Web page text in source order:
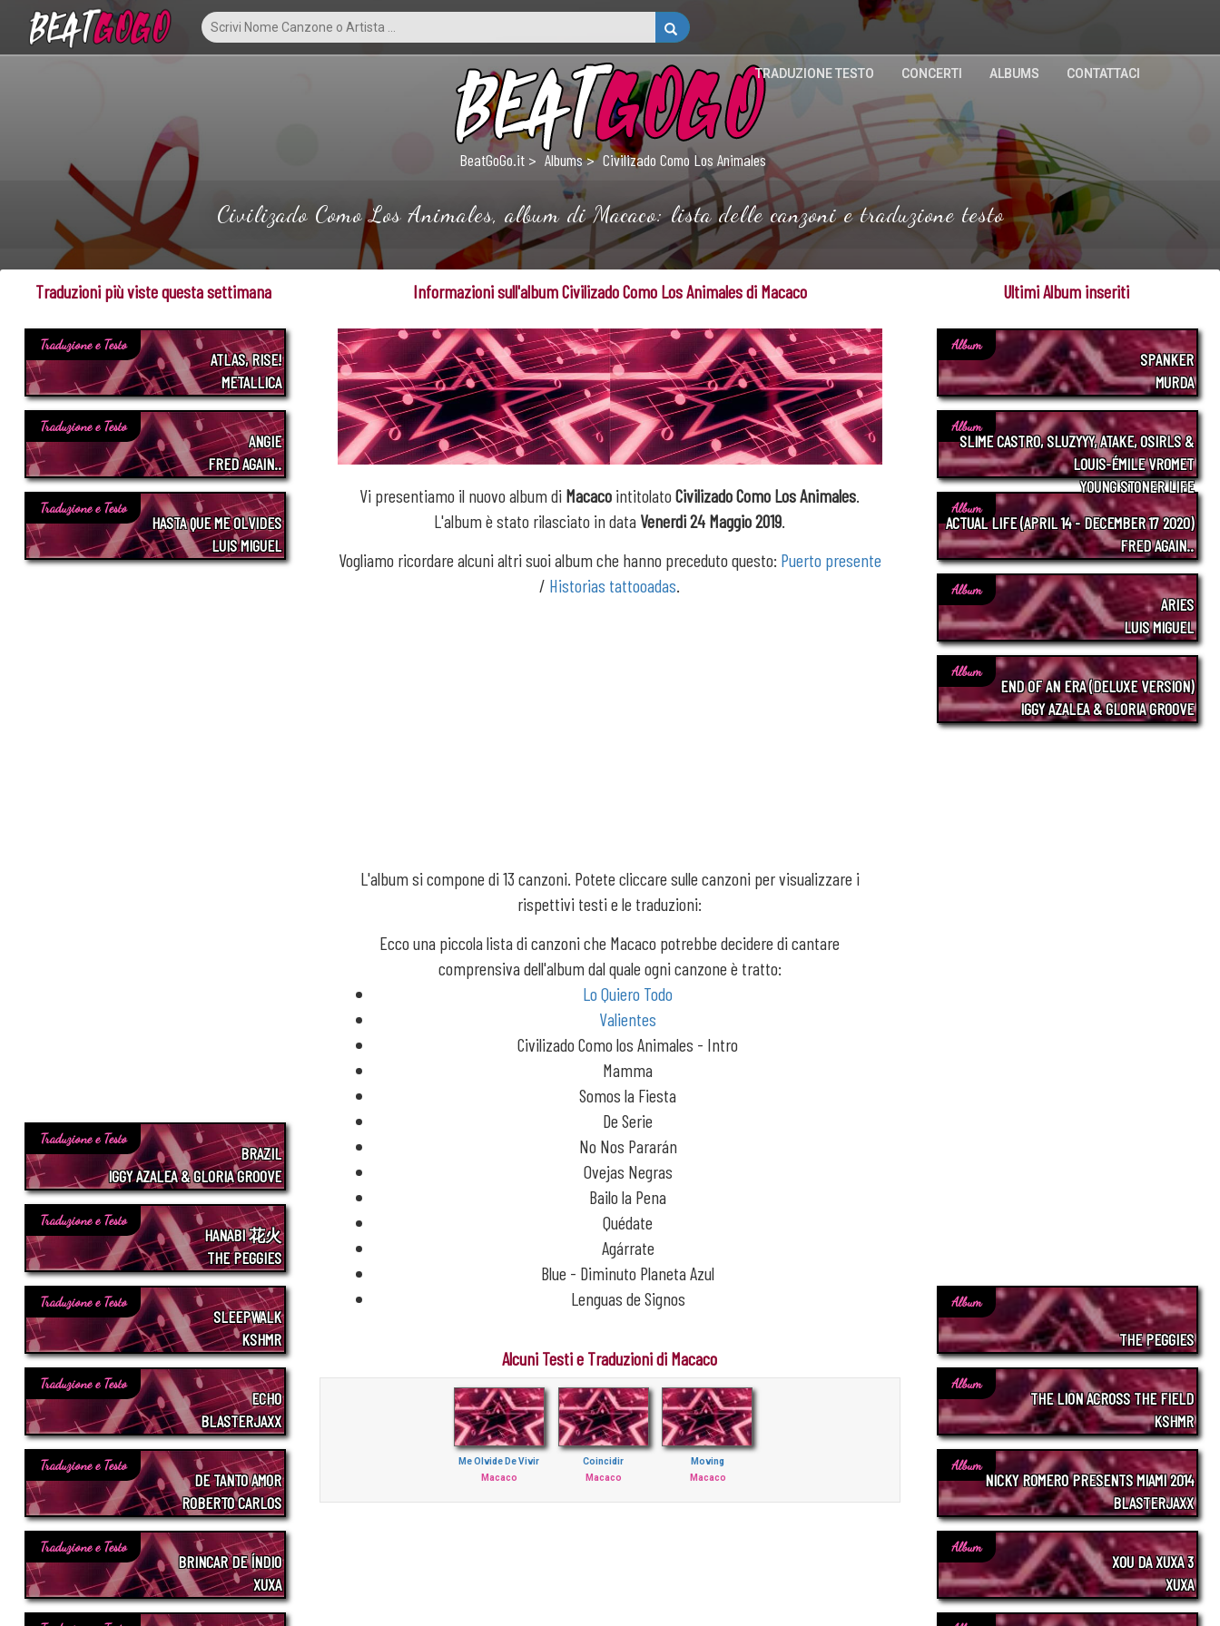
TRADUZIONE TESTO CONCERTI ALBUMS CONTATTACI
BeatGoGo.it Albums Civilizado Como Los Animales
Civilizado Como Los Animales, album di Macaco: lista delle canzoni e traduzione testo
Informazioni sull'album Civilizado Como Los Animales di Macaco
Vi presentiamo il nuovo album di Macaco intitolatoCivilizado Como Los Animales.
L'album è stato rilasciato in data Venerdi 24 Maggio 2019.
Vogliamo ricordare alcuni altri suoi album che hanno preceduto questo: Puerto presente
/ Historias tattooadas.
L'album si compone di 13 canzoni. Potete cliccare sulle canzoni per visualizzare i
rispettivi testi e le traduzioni:
Ecco una piccola lista di canzoni che Macaco potrebbe decidere di cantare
comprensiva dell'album dal quale ogni canzone è tratto:
Lo Quiero Todo
Valientes
Civilizado Como los Animales - Intro
Mamma
Somos la Fiesta
De Serie
No Nos Pararán
Ovejas Negras
Bailo la Pena
Quédate
Agárrate
Blue - Diminuto Planeta Azul
Lenguas de Signos
Alcuni Testi e Traduzioni di Macaco
Me Olvide De Vivir
Macaco
Coincidir
Macaco
Moving
Macaco
Traduzioni più viste questa settimana
Traduzione e Testo
ATLAS, RISE!
METALLICA
Traduzione e Testo
ANGIE
FRED AGAIN..
Traduzione e Testo
HASTA QUE ME OLVIDES
LUIS MIGUEL
Traduzione e Testo
BRAZIL
IGGY AZALEA & GLORIA GROOVE
Traduzione e Testo
HANABI 花火
THE PEGGIES
Traduzione e Testo
SLEEPWALK
KSHMR
Traduzione e Testo
ECHO
BLASTERJAXX
Traduzione e Testo
DE TANTO AMOR
ROBERTO CARLOS
Traduzione e Testo
BRINCAR DE ÍNDIO
XUXA
Ultimi Album inseriti
Album
SPANKER
MURDA
Album
SLIME CASTRO, SLUZYYY, ATAKE, OSIRLS &
LOUIS-ÉMILE VROMET
YOUNG STONER LIFE
Album
ACTUAL LIFE (APRIL 14 - DECEMBER 17 2020)
FRED AGAIN..
Album
ARIES
LUIS MIGUEL
Album
END OF AN ERA (DELUXE VERSION)
IGGY AZALEA & GLORIA GROOVE
Album
THE PEGGIES
Album
THE LION ACROSS THE FIELD
KSHMR
Album
NICKY ROMERO PRESENTS MIAMI 2014
BLASTERJAXX
Album
XOU DA XUXA 3
XUXA